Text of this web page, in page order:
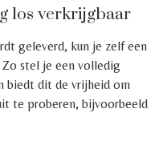
los verkrijgbaar
geleverd, kun je zelf een
stel je een volledig
biedt dit de vrijheid om
te proberen, bijvoorbeeld